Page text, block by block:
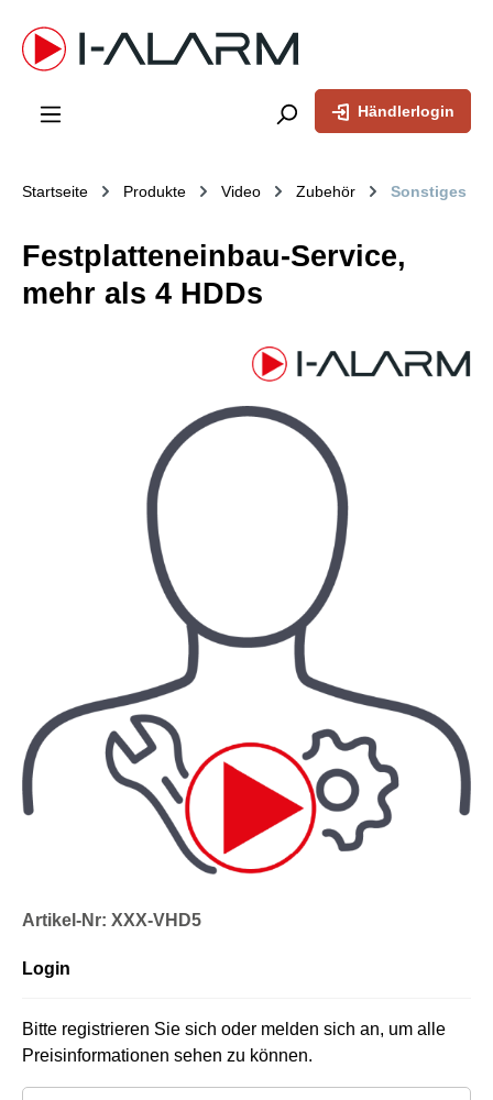
springen
Händlerlogin
Startseite Produkte Video Zubehör Sonstiges
Festplatteneinbau-Service,
mehr als 4 HDDs
Artikel-Nr: XXX-VHD5
Login
Bitte registrieren Sie sich oder melden sich an, um alle
Preisinformationen sehen zu können.